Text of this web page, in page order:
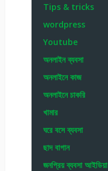
Tips & tricks
wordpress
Youtube
অনলাইন ব্যবসা
অনলাইনে কাজ
অনলাইনে চাকরি
খামার
ঘরে বসে ব্যবসা
ছাদ বাগান
জনপ্রিয় ব্যবসা আইডিয়া